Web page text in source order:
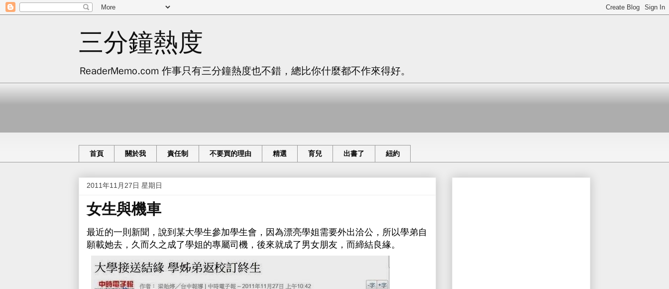
三分鐘熱度
ReaderMemo.com 作事只有三分鐘熱度也不錯，總比你什麼都不作來得好。
首頁 關於我 責任制 不要買的理由 精選 育兒 出書了 紐約
2011年11月27日 星期日
女生與機車
最近的一則新聞 ，說到某大學生參加學生會，因為漂亮學姐需要外出洽公，所以學弟自
願載她去，久而久之成了學姐的專屬司機，後來就成了男女朋友，而締結良緣。